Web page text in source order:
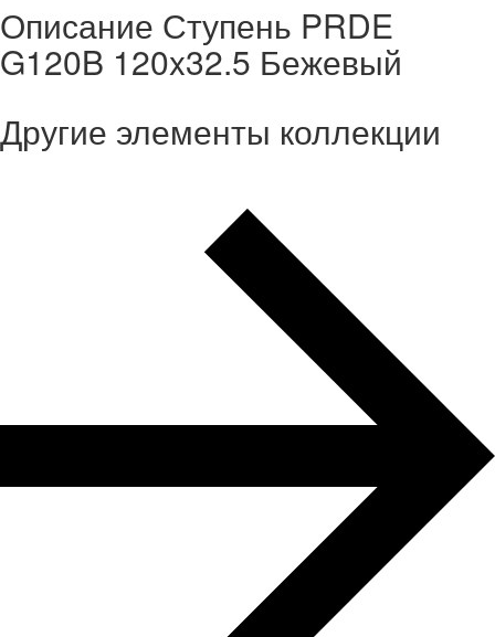
Описание Ступень PRDE
G120B 120x32.5 Бежевый
Другие элементы коллекции